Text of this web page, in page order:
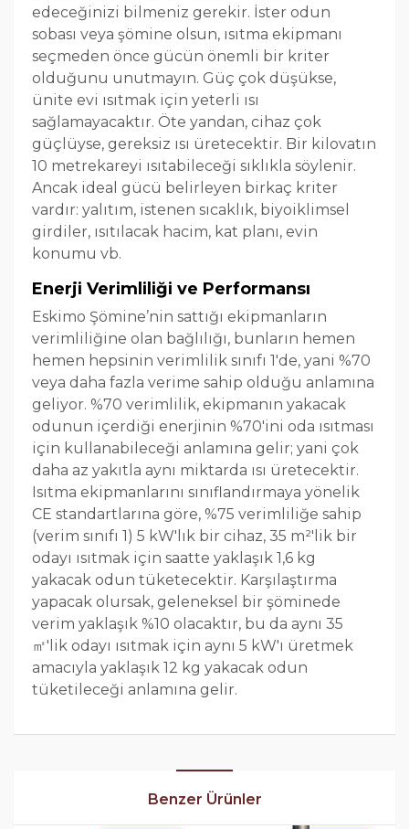
edeceğinizi bilmeniz gerekir. İster odun
sobası veya şömine olsun, ısıtma ekipmanı
seçmeden önce gücün önemli bir kriter
olduğunu unutmayın. Güç çok düşükse,
ünite evi ısıtmak için yeterli ısı
sağlamayacaktır. Öte yandan, cihaz çok
güçlüyse, gereksiz ısı üretecektir. Bir kilovatın
10 metrekareyi ısıtabileceği sıklıkla söylenir.
Ancak ideal gücü belirleyen birkaç kriter
vardır: yalıtım, istenen sıcaklık, biyoiklimsel
girdiler, ısıtılacak hacim, kat planı, evin
konumu vb.
Enerji Verimliliği ve Performansı
Eskimo Şömine’nin sattığı ekipmanların
verimliliğine olan bağlılığı, bunların hemen
hemen hepsinin verimlilik sınıfı 1'de, yani %70
veya daha fazla verime sahip olduğu anlamına
geliyor. %70 verimlilik, ekipmanın yakacak
odunun içerdiği enerjinin %70'ini oda ısıtması
için kullanabileceği anlamına gelir; yani çok
daha az yakıtla aynı miktarda ısı üretecektir.
Isıtma ekipmanlarını sınıflandırmaya yönelik
CE standartlarına göre, %75 verimliliğe sahip
(verim sınıfı 1) 5 kW'lık bir cihaz, 35 m²'lik bir
odayı ısıtmak için saatte yaklaşık 1,6 kg
yakacak odun tüketecektir. Karşılaştırma
yapacak olursak, geleneksel bir şöminede
verim yaklaşık %10 olacaktır, bu da aynı 35
㎡'lik odayı ısıtmak için aynı 5 kW'ı üretmek
amacıyla yaklaşık 12 kg yakacak odun
tüketileceği anlamına gelir.
Benzer Ürünler